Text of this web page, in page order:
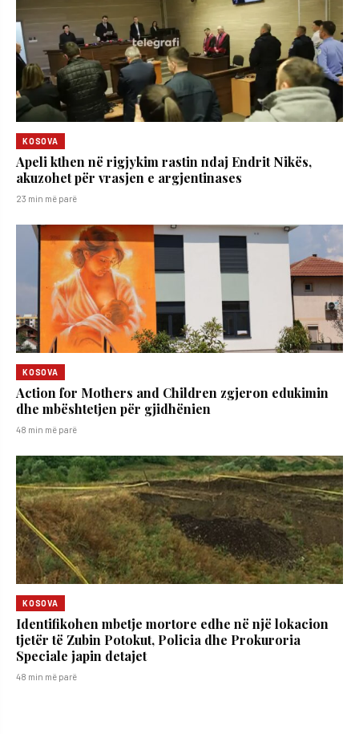
KOSOVA
Apeli kthen në rigjykim rastin ndaj Endrit Nikës,
akuzohet për vrasjen e argjentinases
23 min më parë
KOSOVA
Action for Mothers and Children zgjeron edukimin
dhe mbështetjen për gjidhënien
48 min më parë
KOSOVA
Identifikohen mbetje mortore edhe në një lokacion
tjetër të Zubin Potokut, Policia dhe Prokuroria
Speciale japin detajet
48 min më parë